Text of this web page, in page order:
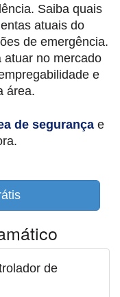
Saiba quais
atuais do
de emergência.
atuar no mercado
e
área.
de segurança e
de